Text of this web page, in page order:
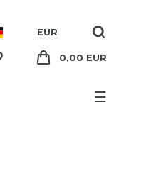
EUR
0,00 EUR
☰